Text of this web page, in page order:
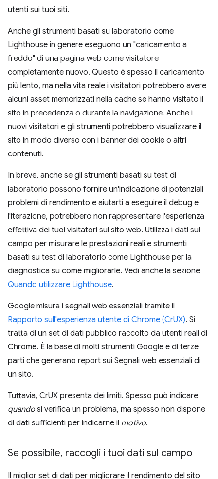
utenti sui tuoi siti.
Anche gli strumenti basati su laboratorio come
Lighthouse in genere eseguono un "caricamento a
freddo" di una pagina web come visitatore
completamente nuovo. Questo è spesso il caricamento
più lento, ma nella vita reale i visitatori potrebbero avere
alcuni asset memorizzati nella cache se hanno visitato il
sito in precedenza o durante la navigazione. Anche i
nuovi visitatori e gli strumenti potrebbero visualizzare il
sito in modo diverso con i banner dei cookie o altri
contenuti.
In breve, anche se gli strumenti basati su test di
laboratorio possono fornire un'indicazione di potenziali
problemi di rendimento e aiutarti a eseguire il debug e
l'iterazione, potrebbero non rappresentare l'esperienza
effettiva dei tuoi visitatori sul sito web. Utilizza i dati sul
campo per misurare le prestazioni reali e strumenti
basati su test di laboratorio come Lighthouse per la
diagnostica su come migliorarle. Vedi anche la sezione
Quando utilizzare Lighthouse.
Google misura i segnali web essenziali tramite il
Rapporto sull'esperienza utente di Chrome (CrUX). Si
tratta di un set di dati pubblico raccolto da utenti reali di
Chrome. È la base di molti strumenti Google e di terze
parti che generano report sui Segnali web essenziali di
un sito.
Tuttavia, CrUX presenta dei limiti. Spesso può indicare
quando si verifica un problema, ma spesso non dispone
di dati sufficienti per indicarne il motivo.
Se possibile, raccogli i tuoi dati sul campo
Il miglior set di dati per migliorare il rendimento del sito